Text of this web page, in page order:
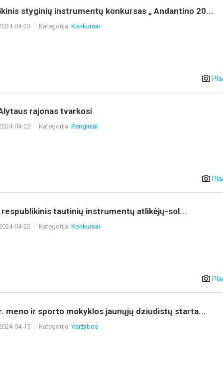
styginių instrumentų konkursas „ Andantino 20...
04-23 Kategorija: Konkursai
rajonas tvarkosi
04-22 Kategorija: Renginiai
tautinių instrumentų atlikėjų-sol...
04-22 Kategorija: Konkursai
meno ir sporto mokyklos jaunųjų dziudistų starta...
04-15 Kategorija: Varžybos